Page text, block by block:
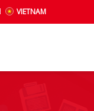
VIETNAM